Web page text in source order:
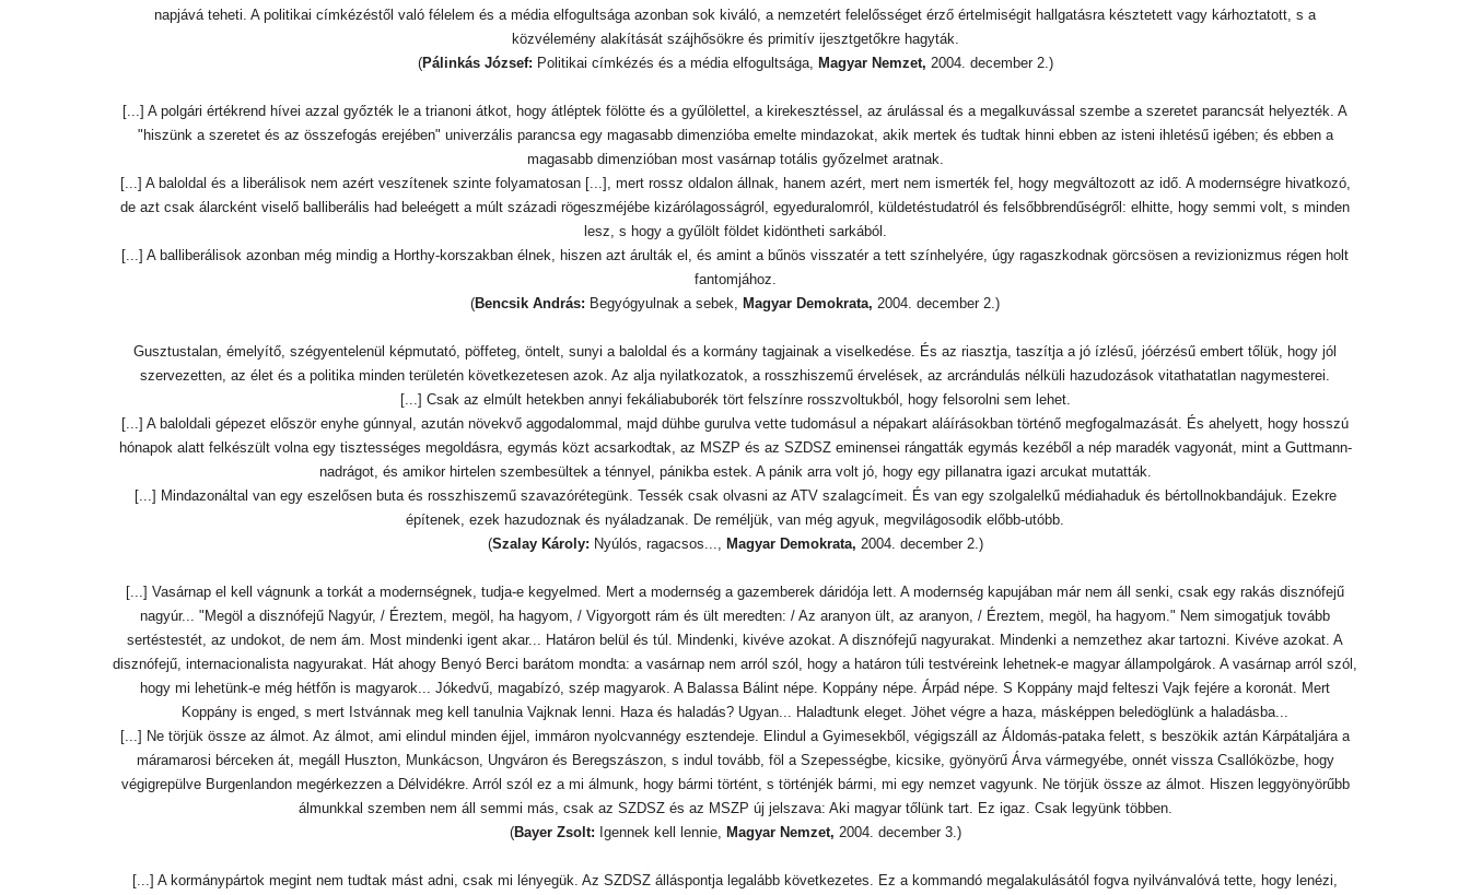
napjává teheti. A politikai címkézéstől való félelem és a média elfogultsága azonban sok kiváló, a nemzetért felelősséget érző értelmiségit hallgatásra késztetett vagy kárhoztatott, s a
közvélemény alakítását szájhősökre és primitív ijesztgetőkre hagyták.
(Pálinkás József: Politikai címkézés és a média elfogultsága, Magyar Nemzet, 2004. december 2.)
[...] A polgári értékrend hívei azzal győzték le a trianoni átkot, hogy átléptek fölötte és a gyűlölettel, a kirekesztéssel, az árulással és a megalkuvással szembe a szeretet parancsát helyezték. A
"hiszünk a szeretet és az összefogás erejében" univerzális parancsa egy magasabb dimenzióba emelte mindazokat, akik mertek és tudtak hinni ebben az isteni ihletésű igében; és ebben a
magasabb dimenzióban most vasárnap totális győzelmet aratnak.
[...] A baloldal és a liberálisok nem azért veszítenek szinte folyamatosan [...], mert rossz oldalon állnak, hanem azért, mert nem ismerték fel, hogy megváltozott az idő. A modernségre hivatkozó,
de azt csak álarcként viselő balliberális had beleégett a múlt századi rögeszméjébe kizárólagosságról, egyeduralomról, küldetéstudatról és felsőbbrendűségről: elhitte, hogy semmi volt, s minden
lesz, s hogy a gyűlölt földet kidöntheti sarkából.
[...] A balliberálisok azonban még mindig a Horthy-korszakban élnek, hiszen azt árulták el, és amint a bűnös visszatér a tett színhelyére, úgy ragaszkodnak görcsösen a revizionizmus régen holt
fantomjához.
(Bencsik András: Begyógyulnak a sebek, Magyar Demokrata, 2004. december 2.)
Gusztustalan, émelyítő, szégyentelenül képmutató, pöffeteg, öntelt, sunyi a baloldal és a kormány tagjainak a viselkedése. És az riasztja, taszítja a jó ízlésű, jóérzésű embert tőlük, hogy jól
szervezetten, az élet és a politika minden területén következetesen azok. Az alja nyilatkozatok, a rosszhiszemű érvelések, az arcrándulás nélküli hazudozások vitathatatlan nagymesterei.
[...] Csak az elmúlt hetekben annyi fekáliabuborék tört felszínre rosszvoltukból, hogy felsorolni sem lehet.
[...] A baloldali gépezet először enyhe gúnnyal, azután növekvő aggodalommal, majd dühbe gurulva vette tudomásul a népakart aláírásokban történő megfogalmazását. És ahelyett, hogy hosszú
hónapok alatt felkészült volna egy tisztességes megoldásra, egymás közt acsarkodtak, az MSZP és az SZDSZ eminensei rángatták egymás kezéből a nép maradék vagyonát, mint a Guttmann-
nadrágot, és amikor hirtelen szembesültek a ténnyel, pánikba estek. A pánik arra volt jó, hogy egy pillanatra igazi arcukat mutatták.
[...] Mindazonáltal van egy eszelősen buta és rosszhiszemű szavazórétegünk. Tessék csak olvasni az ATV szalagcímeit. És van egy szolgalelkű médiahaduk és bértollnokbandájuk. Ezekre
építenek, ezek hazudoznak és nyáladzanak. De reméljük, van még agyuk, megvilágosodik előbb-utóbb.
(Szalay Károly: Nyúlós, ragacsos..., Magyar Demokrata, 2004. december 2.)
[...] Vasárnap el kell vágnunk a torkát a modernségnek, tudja-e kegyelmed. Mert a modernség a gazemberek dáridója lett. A modernség kapujában már nem áll senki, csak egy rakás disznófejű
nagyúr... "Megöl a disznófejű Nagyúr, / Éreztem, megöl, ha hagyom, / Vigyorgott rám és ült meredten: / Az aranyon ült, az aranyon, / Éreztem, megöl, ha hagyom." Nem simogatjuk tovább
sertéstestét, az undokot, de nem ám. Most mindenki igent akar... Határon belül és túl. Mindenki, kivéve azokat. A disznófejű nagyurakat. Mindenki a nemzethez akar tartozni. Kivéve azokat. A
disznófejű, internacionalista nagyurakat. Hát ahogy Benyó Berci barátom mondta: a vasárnap nem arról szól, hogy a határon túli testvéreink lehetnek-e magyar állampolgárok. A vasárnap arról szól,
hogy mi lehetünk-e még hétfőn is magyarok... Jókedvű, magabízó, szép magyarok. A Balassa Bálint népe. Koppány népe. Árpád népe. S Koppány majd felteszi Vajk fejére a koronát. Mert
Koppány is enged, s mert Istvánnak meg kell tanulnia Vajknak lenni. Haza és haladás? Ugyan... Haladtunk eleget. Jöhet végre a haza, másképpen beledöglünk a haladásba...
[...] Ne törjük össze az álmot. Az álmot, ami elindul minden éjjel, immáron nyolcvannégy esztendeje. Elindul a Gyimesekből, végigszáll az Áldomás-pataka felett, s beszökik aztán Kárpátaljára a
máramarosi bérceken át, megáll Huszton, Munkácson, Ungváron és Beregszászon, s indul tovább, föl a Szepességbe, kicsike, gyönyörű Árva vármegyébe, onnét vissza Csallóközbe, hogy
végigrepülve Burgenlandon megérkezzen a Délvidékre. Arról szól ez a mi álmunk, hogy bármi történt, s történjék bármi, mi egy nemzet vagyunk. Ne törjük össze az álmot. Hiszen leggyönyörűbb
álmunkkal szemben nem áll semmi más, csak az SZDSZ és az MSZP új jelszava: Aki magyar tőlünk tart. Ez igaz. Csak legyünk többen.
(Bayer Zsolt: Igennek kell lennie, Magyar Nemzet, 2004. december 3.)
[...] A kormánypártok megint nem tudtak mást adni, csak mi lényegük. Az SZDSZ álláspontja legalább következetes. Ez a kommandó megalakulásától fogva nyilvánvalóvá tette, hogy lenézi,